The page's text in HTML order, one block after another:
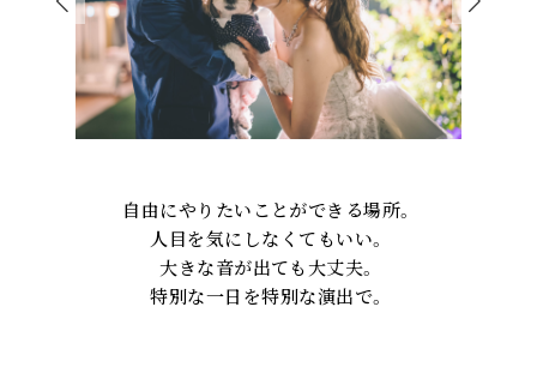
自由にやりたいことができる場所。
人目を気にしなくてもいい。
大きな音が出ても大丈夫。
特別な一日を特別な演出で。